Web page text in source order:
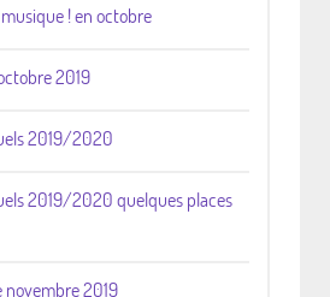
! en octobre
2019
2019/2020
2019/2020 quelques places
novembre 2019